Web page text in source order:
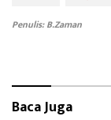
ood
Penulis: B.Zaman
Baca Juga